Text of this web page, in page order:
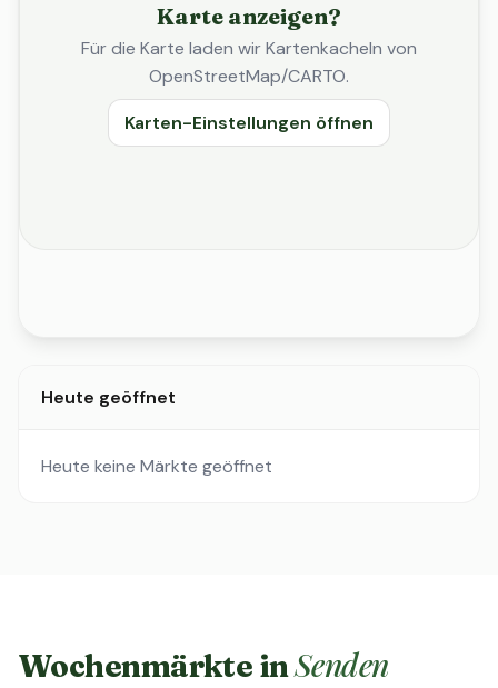
Karte anzeigen?
Für die Karte laden wir Kartenkacheln von
OpenStreetMap/CARTO.
Karten-Einstellungen öffnen
Heute geöffnet
Heute keine Märkte geöffnet
Wochenmärkte inSenden